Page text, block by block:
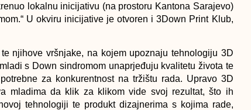
lokalnu inicijativu (na prostoru Kantona Sarajevo)
U okviru inicijative je otvoren i 3Down Print Klub,
njihove vršnjake, na kojem upoznaju tehnologiju 3D
s Down sindromom unaprjeđuju kvalitetu života te
za konkurentnost na tržištu rada. Upravo 3D
mladima da klik za klikom vide svoj rezultat, što ih
tehnologiji te produkt dizajnerima s kojima rade,